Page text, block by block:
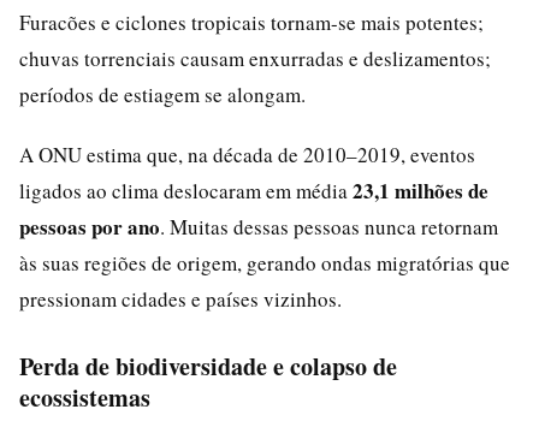
Furacões e ciclones tropicais tornam-se mais potentes;
chuvas torrenciais causam enxurradas e deslizamentos;
períodos de estiagem se alongam.
A ONU estima que, na década de 2010–2019, eventos
ligados ao clima deslocaram em média 23,1 milhões de
pessoas por ano. Muitas dessas pessoas nunca retornam
às suas regiões de origem, gerando ondas migratórias que
pressionam cidades e países vizinhos.
Perda de biodiversidade e colapso de
ecossistemas